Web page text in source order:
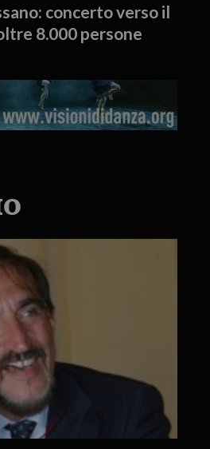
concerto verso il
8.000 persone